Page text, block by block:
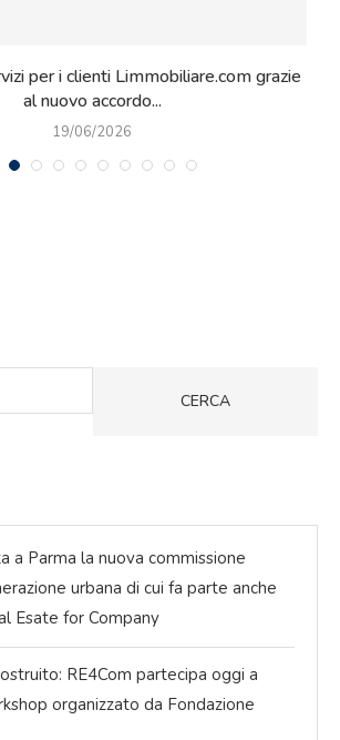
per i clienti Limmobiliare.com grazie
al nuovo accordo...
19/06/2026
CERCA
a Parma la nuova commissione
urbana di cui fa parte anche
Esate for Company
RE4Com partecipa oggi a
organizzato da Fondazione